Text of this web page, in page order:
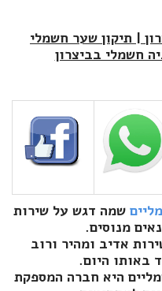
| תיקון שער חשמלי
חשמלי בביצרון
שמה דגש על שירות
מנוסים.
אדיב ומהיר ורוב
באותו היום.
היא חברה המספקת